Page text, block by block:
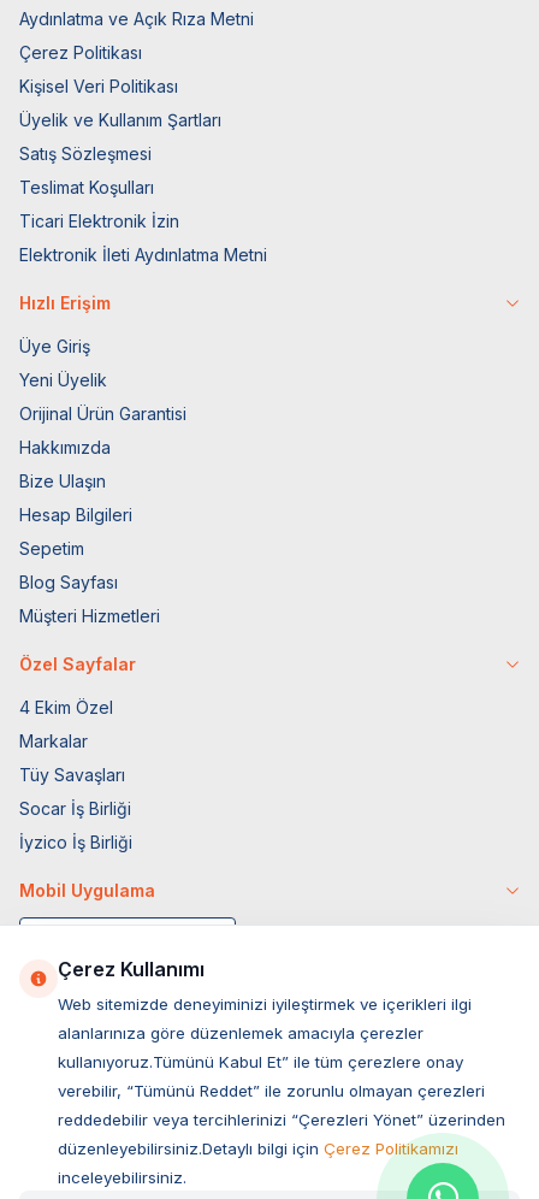
Aydınlatma ve Açık Rıza Metni
Çerez Politikası
Kişisel Veri Politikası
Üyelik ve Kullanım Şartları
Satış Sözleşmesi
Teslimat Koşulları
Ticari Elektronik İzin
Elektronik İleti Aydınlatma Metni
Hızlı Erişim
Üye Giriş
Yeni Üyelik
Orijinal Ürün Garantisi
Hakkımızda
Bize Ulaşın
Hesap Bilgileri
Sepetim
Blog Sayfası
Müşteri Hizmetleri
Özel Sayfalar
4 Ekim Özel
Markalar
Tüy Savaşları
Socar İş Birliği
İyzico İş Birliği
Mobil Uygulama
Müşteri Hizmetleri
Çerez Kullanımı
Web sitemizde deneyiminizi iyileştirmek ve içerikleri ilgi
alanlarınıza göre düzenlemek amacıyla çerezler
kullanıyoruz.Tümünü Kabul Et” ile tüm çerezlere onay
verebilir, “Tümünü Reddet” ile zorunlu olmayan çerezleri
reddedebilir veya tercihlerinizi “Çerezleri Yönet” üzerinden
düzenleyebilirsiniz.Detaylı bilgi için Çerez Politikamızı
inceleyebilirsiniz.